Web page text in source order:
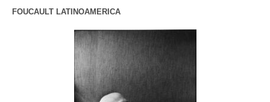
FOUCAULT LATINOAMERICA